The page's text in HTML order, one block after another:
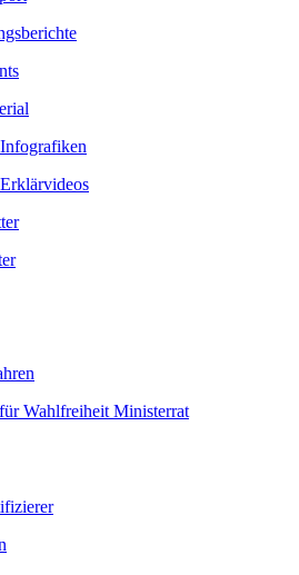
Wahlfreiheit Ministerrat